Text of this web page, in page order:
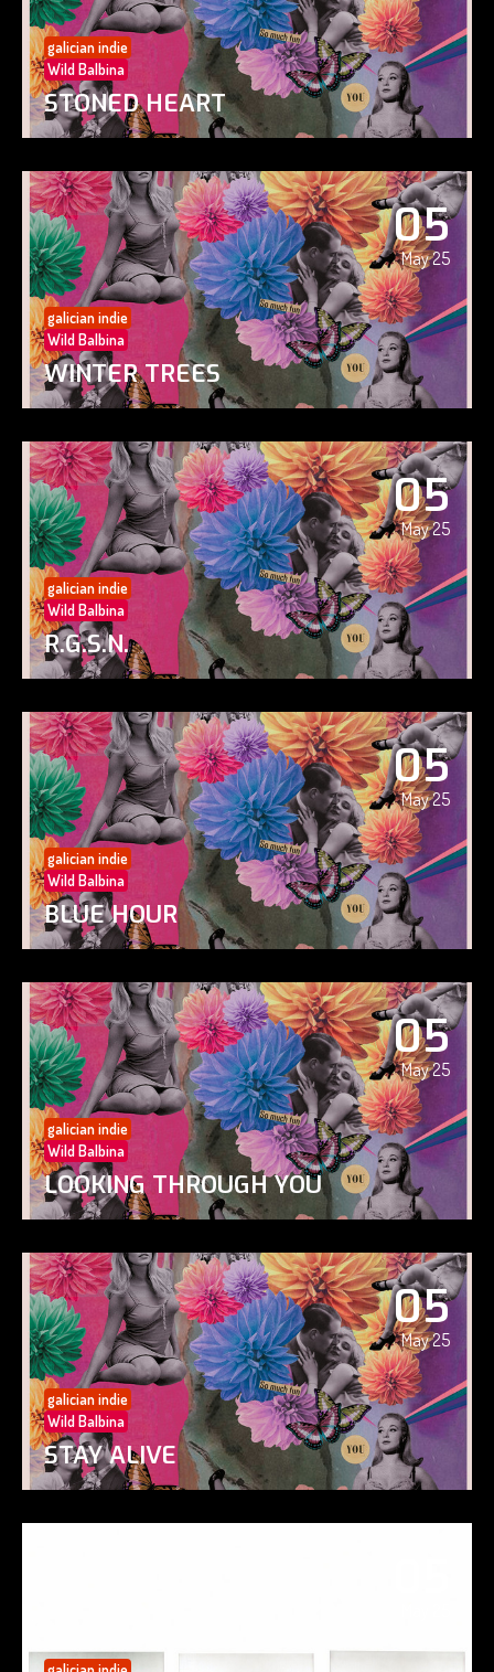
galician indie
Wild Balbina
STONED HEART
05
May 25
galician indie
Wild Balbina
WINTER TREES
05
May 25
galician indie
Wild Balbina
R.G.S.N.
05
May 25
galician indie
Wild Balbina
BLUE HOUR
05
May 25
galician indie
Wild Balbina
LOOKING THROUGH YOU
05
May 25
galician indie
Wild Balbina
STAY ALIVE